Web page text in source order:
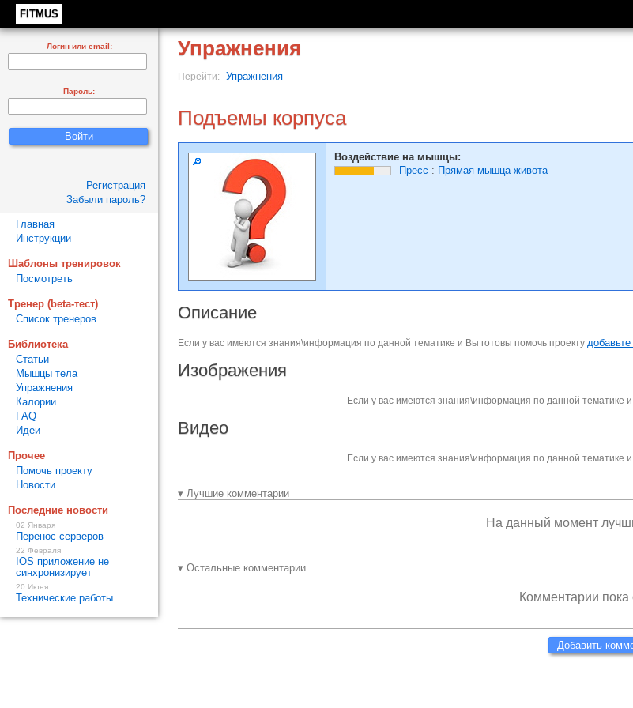
FITMUS
Упражнения
Перейти: Упражнения
Подъемы корпуса
Воздействие на мышцы:
Пресс : Прямая мышца живота
Описание
Если у вас имеются знания\информация по данной тематике и Вы готовы помочь проекту
Изображения
Если у вас имеются знания\информация по данной тематике
Видео
Если у вас имеются знания\информация по данной тематике
▾ Лучшие комментарии
На данный момент
▾ Остальные комментарии
Комментарии пока
Добавить
Логин или email:
Пароль:
Регистрация
Забыли пароль?
Главная
Инструкции
Шаблоны тренировок
Посмотреть
Тренер (beta-тест)
Список тренеров
Библиотека
Статьи
Мышцы тела
Упражнения
Калории
FAQ
Идеи
Прочее
Помочь проекту
Новости
Последние новости
02 Января
Перенос серверов
22 Февраля
IOS приложение не
синхронизирует
20 Июня
Технические работы